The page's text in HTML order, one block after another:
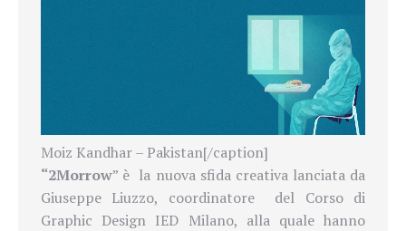
Moiz Kandhar – Pakistan[/caption]
“2Morrow” è la nuova sfida creativa lanciata da
Giuseppe Liuzzo, coordinatore
del Corso di
Graphic Design IED Milano, alla quale hanno